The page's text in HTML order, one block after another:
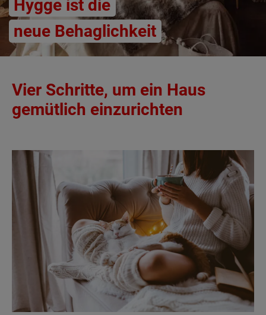
Hygge ist die
neue Behaglichkeit
Vier Schritte, um ein Haus
gemütlich einzurichten